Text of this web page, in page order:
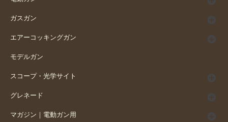
ガスガン
エアーコッキングガン
モデルガン
スコープ・光学サイト
グレネード
マガジン｜電動ガン用